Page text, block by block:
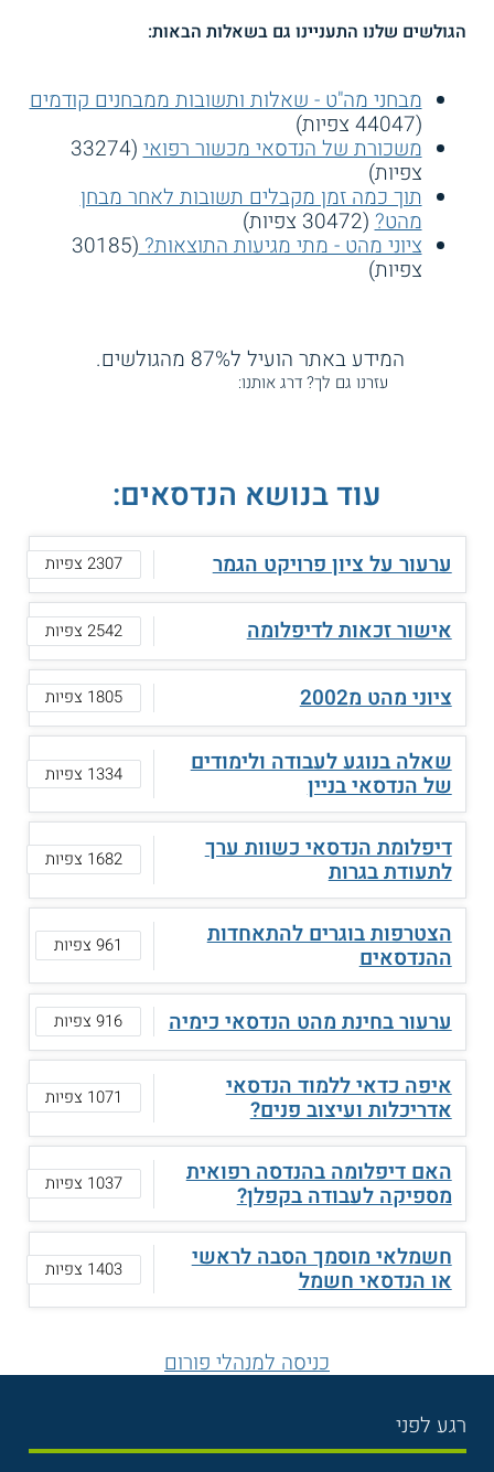
הגולשים שלנו התעניינו גם בשאלות הבאות:
מבחני מה"ט - שאלות ותשובות ממבחנים קודמים
(44047 צפיות)
משכורת של הנדסאי מכשור רפואי (33274
צפיות)
תוך כמה זמן מקבלים תשובות לאחר מבחן
מהט?(30472 צפיות)
ציוני מהט - מתי מגיעות התוצאות? (30185
צפיות)
המידע באתר הועיל ל87% מהגולשים.
עזרנו גם לך? דרג אותנו:
עוד בנושא הנדסאים:
ערעור על ציון פרויקט הגמר 2307 צפיות
אישור זכאות לדיפלומה 2542 צפיות
ציוני מהט מ2002 1805 צפיות
שאלה בנוגע לעבודה ולימודים
של הנדסאי בניין 1334 צפיות
דיפלומת הנדסאי כשוות ערך
לתעודת בגרות 1682 צפיות
הצטרפות בוגרים להתאחדות
ההנדסאים 961 צפיות
ערעור בחינת מהט הנדסאי כימיה 916 צפיות
איפה כדאי ללמוד הנדסאי
אדריכלות ועיצוב פנים? 1071 צפיות
האם דיפלומה בהנדסה רפואית
מספיקה לעבודה בקפלן? 1037 צפיות
חשמלאי מוסמך הסבה לראשי
או הנדסאי חשמל 1403 צפיות
כניסה למנהלי פורום
רגע לפני